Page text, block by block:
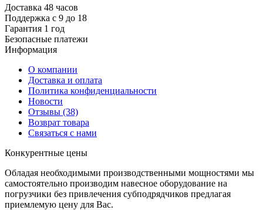
Доставка 48 часов
Поддержка с 9 до 18
Гарантия 1 год
Безопасные платежи
Информация
О компании
Доставка и оплата
Политика конфиденциальности
Новости
Отзывы (38)
Возврат товара
Связаться с нами
Конкурентные цены
Обладая необходимыми производственными мощностями мы
самостоятельно производим навесное оборудование на
погрузчики без привлечения субподрядчиков предлагая
приемлемую цену для Вас.